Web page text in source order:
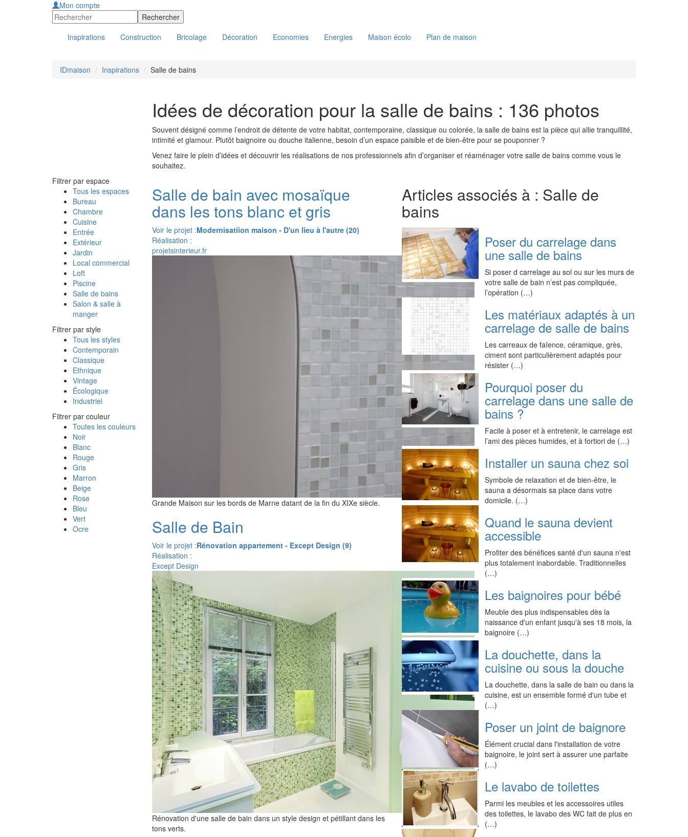
Mon compte
Inspirations Construction Bricolage Décoration Economies Energies Maison écolo Plan de maison
IDmaison Inspirations Salle de bains
Idées de décoration pour la salle de bains : 136 photos
Souvent désigné comme l’endroit de détente de votre habitat, contemporaine, classique ou colorée, la salle de bains est la pièce qui allie tranquillité,
intimité et glamour. Plutôt baignoire ou douche italienne, besoin d’un espace paisible et de bien-être pour se pouponner ?
Venez faire le plein d’idées et découvrir les réalisations de nos professionnels afin d’organiser et réaménager votre salle de bains comme vous le
souhaitez.
Filtrer par espace
Tous les espaces
Bureau
Chambre
Cuisine
Entrée
Extérieur
Jardin
Local commercial
Loft
Piscine
Salle de bains
Salon & salle à
manger
Filtrer par style
Tous les styles
Contemporain
Classique
Ethnique
Vintage
Écologique
Industriel
Filtrer par couleur
Toutes les couleurs
Noir
Blanc
Rouge
Gris
Marron
Beige
Rose
Bleu
Vert
Ocre
Salle de bain avec mosaïque
dans les tons blanc et gris
Voir le projet :Modernisatiion maison - D'un lieu à l'autre (20)
Réalisation :
projetsinterieur.fr
Grande Maison sur les bords de Marne datant de la fin du XIXe siècle.
Salle de Bain
Voir le projet :Rénovation appartement - Except Design (9)
Réalisation :
Except Design
Rénovation d'une salle de bain dans un style design et pétillant dans les
tons verts.
Articles associés à : Salle de
bains
Poser du carrelage dans
une salle de bains
Si poser d carrelage au sol ou sur les murs de
votre salle de bain n’est pas compliquée,
l’opération (…)
Les matériaux adaptés à un
carrelage de salle de bains
Les carreaux de faïence, céramique, grès,
ciment sont particulièrement adaptés pour
résister (…)
Pourquoi poser du
carrelage dans une salle de
bains ?
Facile à poser et à entretenir, le carrelage est
l’ami des pièces humides, et à fortiori de (…)
Installer un sauna chez soi
Symbole de relaxation et de bien-être, le
sauna a désormais sa place dans votre
domicile. (…)
Quand le sauna devient
accessible
Profiter des bénéfices santé d'un sauna n'est
plus totalement inabordable. Traditionnelles
(…)
Les baignoires pour bébé
Meuble des plus indispensables dès la
naissance d'un enfant jusqu'à ses 18 mois, la
baignoire (…)
La douchette, dans la
cuisine ou sous la douche
La douchette, dans la salle de bain ou dans la
cuisine, est un ensemble formé d'un tube et
(…)
Poser un joint de baignore
Élément crucial dans l'installation de votre
baignoire, le joint sert à assurer une parfaite
(…)
Le lavabo de toilettes
Parmi les meubles et les accessoires utiles
des toilettes, le lavabo des WC fait de plus en
(…)